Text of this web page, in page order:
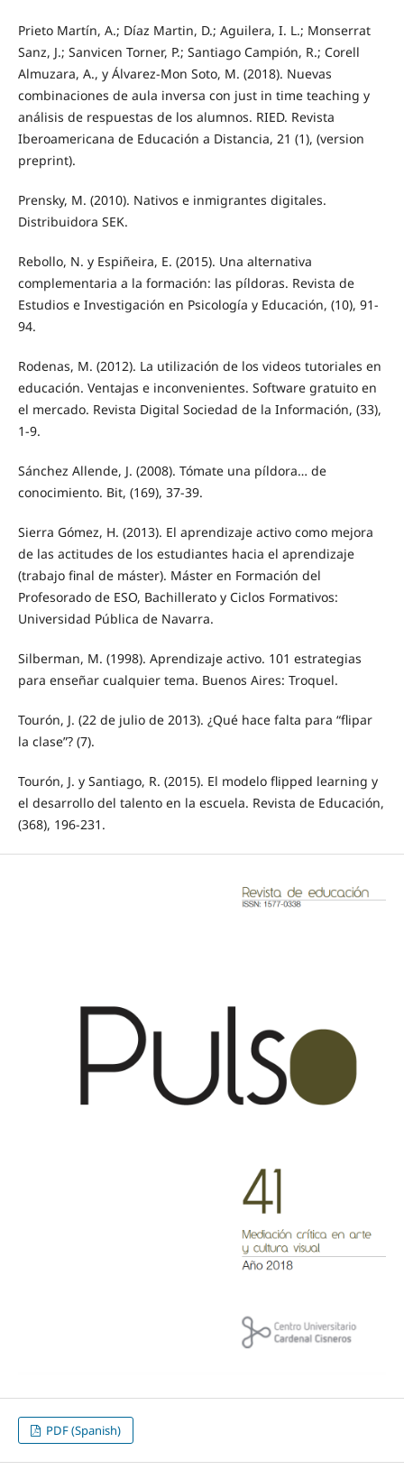
Prieto Martín, A.; Díaz Martin, D.; Aguilera, I. L.; Monserrat
Sanz, J.; Sanvicen Torner, P.; Santiago Campión, R.; Corell
Almuzara, A., y Álvarez-Mon Soto, M. (2018). Nuevas
combinaciones de aula inversa con just in time teaching y
análisis de respuestas de los alumnos. RIED. Revista
Iberoamericana de Educación a Distancia, 21 (1), (version
preprint).
Prensky, M. (2010). Nativos e inmigrantes digitales.
Distribuidora SEK.
Rebollo, N. y Espiñeira, E. (2015). Una alternativa
complementaria a la formación: las píldoras. Revista de
Estudios e Investigación en Psicología y Educación, (10), 91-
94.
Rodenas, M. (2012). La utilización de los videos tutoriales en
educación. Ventajas e inconvenientes. Software gratuito en
el mercado. Revista Digital Sociedad de la Información, (33),
1-9.
Sánchez Allende, J. (2008). Tómate una píldora… de
conocimiento. Bit, (169), 37-39.
Sierra Gómez, H. (2013). El aprendizaje activo como mejora
de las actitudes de los estudiantes hacia el aprendizaje
(trabajo final de máster). Máster en Formación del
Profesorado de ESO, Bachillerato y Ciclos Formativos:
Universidad Pública de Navarra.
Silberman, M. (1998). Aprendizaje activo. 101 estrategias
para enseñar cualquier tema. Buenos Aires: Troquel.
Tourón, J. (22 de julio de 2013). ¿Qué hace falta para “flipar
la clase”? (7).
Tourón, J. y Santiago, R. (2015). El modelo flipped learning y
el desarrollo del talento en la escuela. Revista de Educación,
(368), 196-231.
PDF (Spanish)